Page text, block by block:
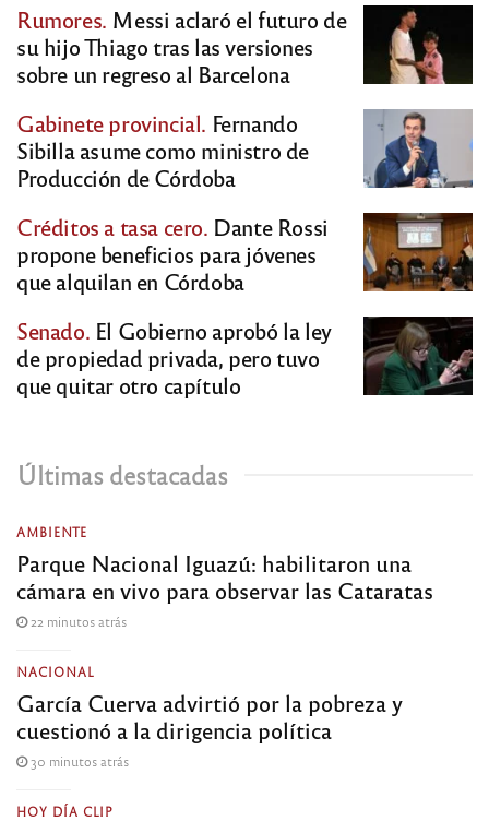
Rumores. Messi aclaró el futuro de
su hijo Thiago tras las versiones
sobre un regreso al Barcelona
Gabinete provincial. Fernando
Sibilla asume como ministro de
Producción de Córdoba
Créditos a tasa cero. Dante Rossi
propone beneficios para jóvenes
que alquilan en Córdoba
Senado. El Gobierno aprobó la ley
de propiedad privada, pero tuvo
que quitar otro capítulo
Últimas destacadas
AMBIENTE
Parque Nacional Iguazú: habilitaron una
cámara en vivo para observar las Cataratas
22 minutos atrás
NACIONAL
García Cuerva advirtió por la pobreza y
cuestionó a la dirigencia política
30 minutos atrás
HOY DÍA CLIP